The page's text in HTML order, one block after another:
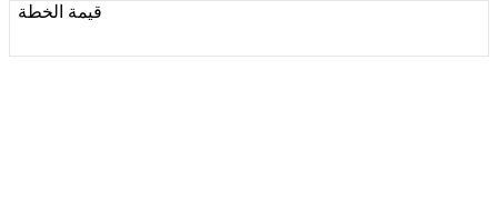
قيمة الخطة